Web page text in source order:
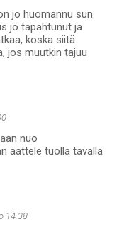
jo huomannu sun
jo tapahtunut ja
koska siitä
jos muutkin tajuu
nuo
aattele tuolla tavalla
14.38